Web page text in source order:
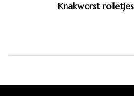
Knakworst rolletjes